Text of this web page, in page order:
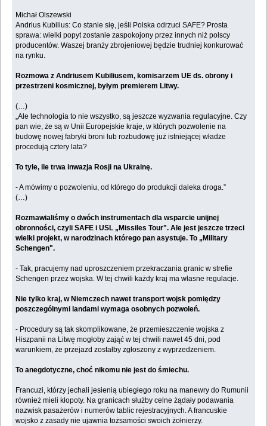
Michał Olszewski
Andrius Kubilius: Co stanie się, jeśli Polska odrzuci SAFE? Prosta
sprawa: wielki popyt zostanie zaspokojony przez innych niż polscy
producentów. Waszej branży zbrojeniowej będzie trudniej konkurować
na rynku.
Rozmowa z Andriusem Kubiliusem, komisarzem UE ds. obrony i
przestrzeni kosmicznej, byłym premierem Litwy.
(…)
„Ale technologia to nie wszystko, są jeszcze wyzwania regulacyjne. Czy
pan wie, że są w Unii Europejskie kraje, w których pozwolenie na
budowę nowej fabryki broni lub rozbudowę już istniejącej władze
procedują cztery lata?
To tyle, ile trwa inwazja Rosji na Ukrainę.
- A mówimy o pozwoleniu, od którego do produkcji daleka droga.”
(…)
Rozmawialiśmy o dwóch instrumentach dla wsparcie unijnej
obronności, czyli SAFE i USL „Missiles Tour". Ale jest jeszcze trzeci
wielki projekt, w narodzinach którego pan asystuje. To „Military
Schengen".
- Tak, pracujemy nad uproszczeniem przekraczania granic w strefie
Schengen przez wojska. W tej chwili każdy kraj ma własne regulacje.
Nie tylko kraj, w Niemczech nawet transport wojsk pomiędzy
poszczególnymi landami wymaga osobnych pozwoleń.
- Procedury są tak skomplikowane, że przemieszczenie wojska z
Hiszpanii na Litwę mogłoby zająć w tej chwili nawet 45 dni, pod
warunkiem, że przejazd zostałby zgłoszony z wyprzedzeniem.
To anegdotyczne, choć nikomu nie jest do śmiechu.
Francuzi, którzy jechali jesienią ubiegłego roku na manewry do Rumunii
również mieli kłopoty. Na granicach służby celne żądały podawania
nazwisk pasażerów i numerów tablic rejestracyjnych. A francuskie
wojsko z zasady nie ujawnia tożsamości swoich żołnierzy.